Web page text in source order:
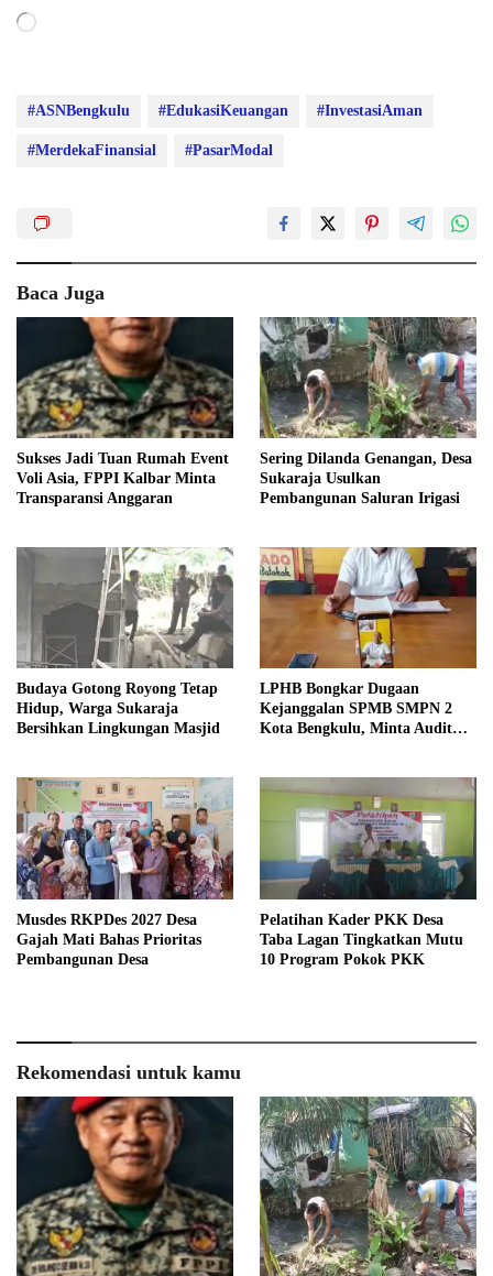
Memuat...
#ASNBengkulu #EdukasiKeuangan #InvestasiAman
#MerdekaFinansial #PasarModal
Baca Juga
Sukses Jadi Tuan Rumah Event
Voli Asia, FPPI Kalbar Minta
Transparansi Anggaran
Sering Dilanda Genangan, Desa
Sukaraja Usulkan
Pembangunan Saluran Irigasi
Budaya Gotong Royong Tetap
Hidup, Warga Sukaraja
Bersihkan Lingkungan Masjid
LPHB Bongkar Dugaan
Kejanggalan SPMB SMPN 2
Kota Bengkulu, Minta Audit
Musdes RKPDes 2027 Desa
Gajah Mati Bahas Prioritas
Pembangunan Desa
Pelatihan Kader PKK Desa
Taba Lagan Tingkatkan Mutu
10 Program Pokok PKK
Rekomendasi untuk kamu